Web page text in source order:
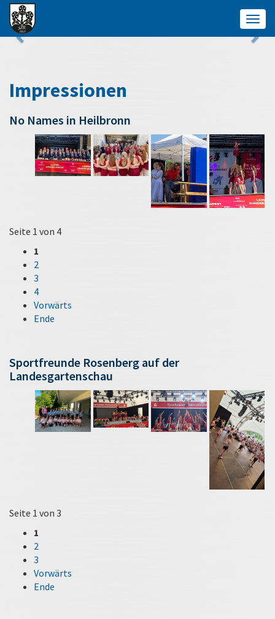
Impressionen
No Names in Heilbronn
Seite 1 von 4
1
2
3
4
Vorwärts
Ende
Sportfreunde Rosenberg auf der
Landesgartenschau
Seite 1 von 3
1
2
3
Vorwärts
Ende